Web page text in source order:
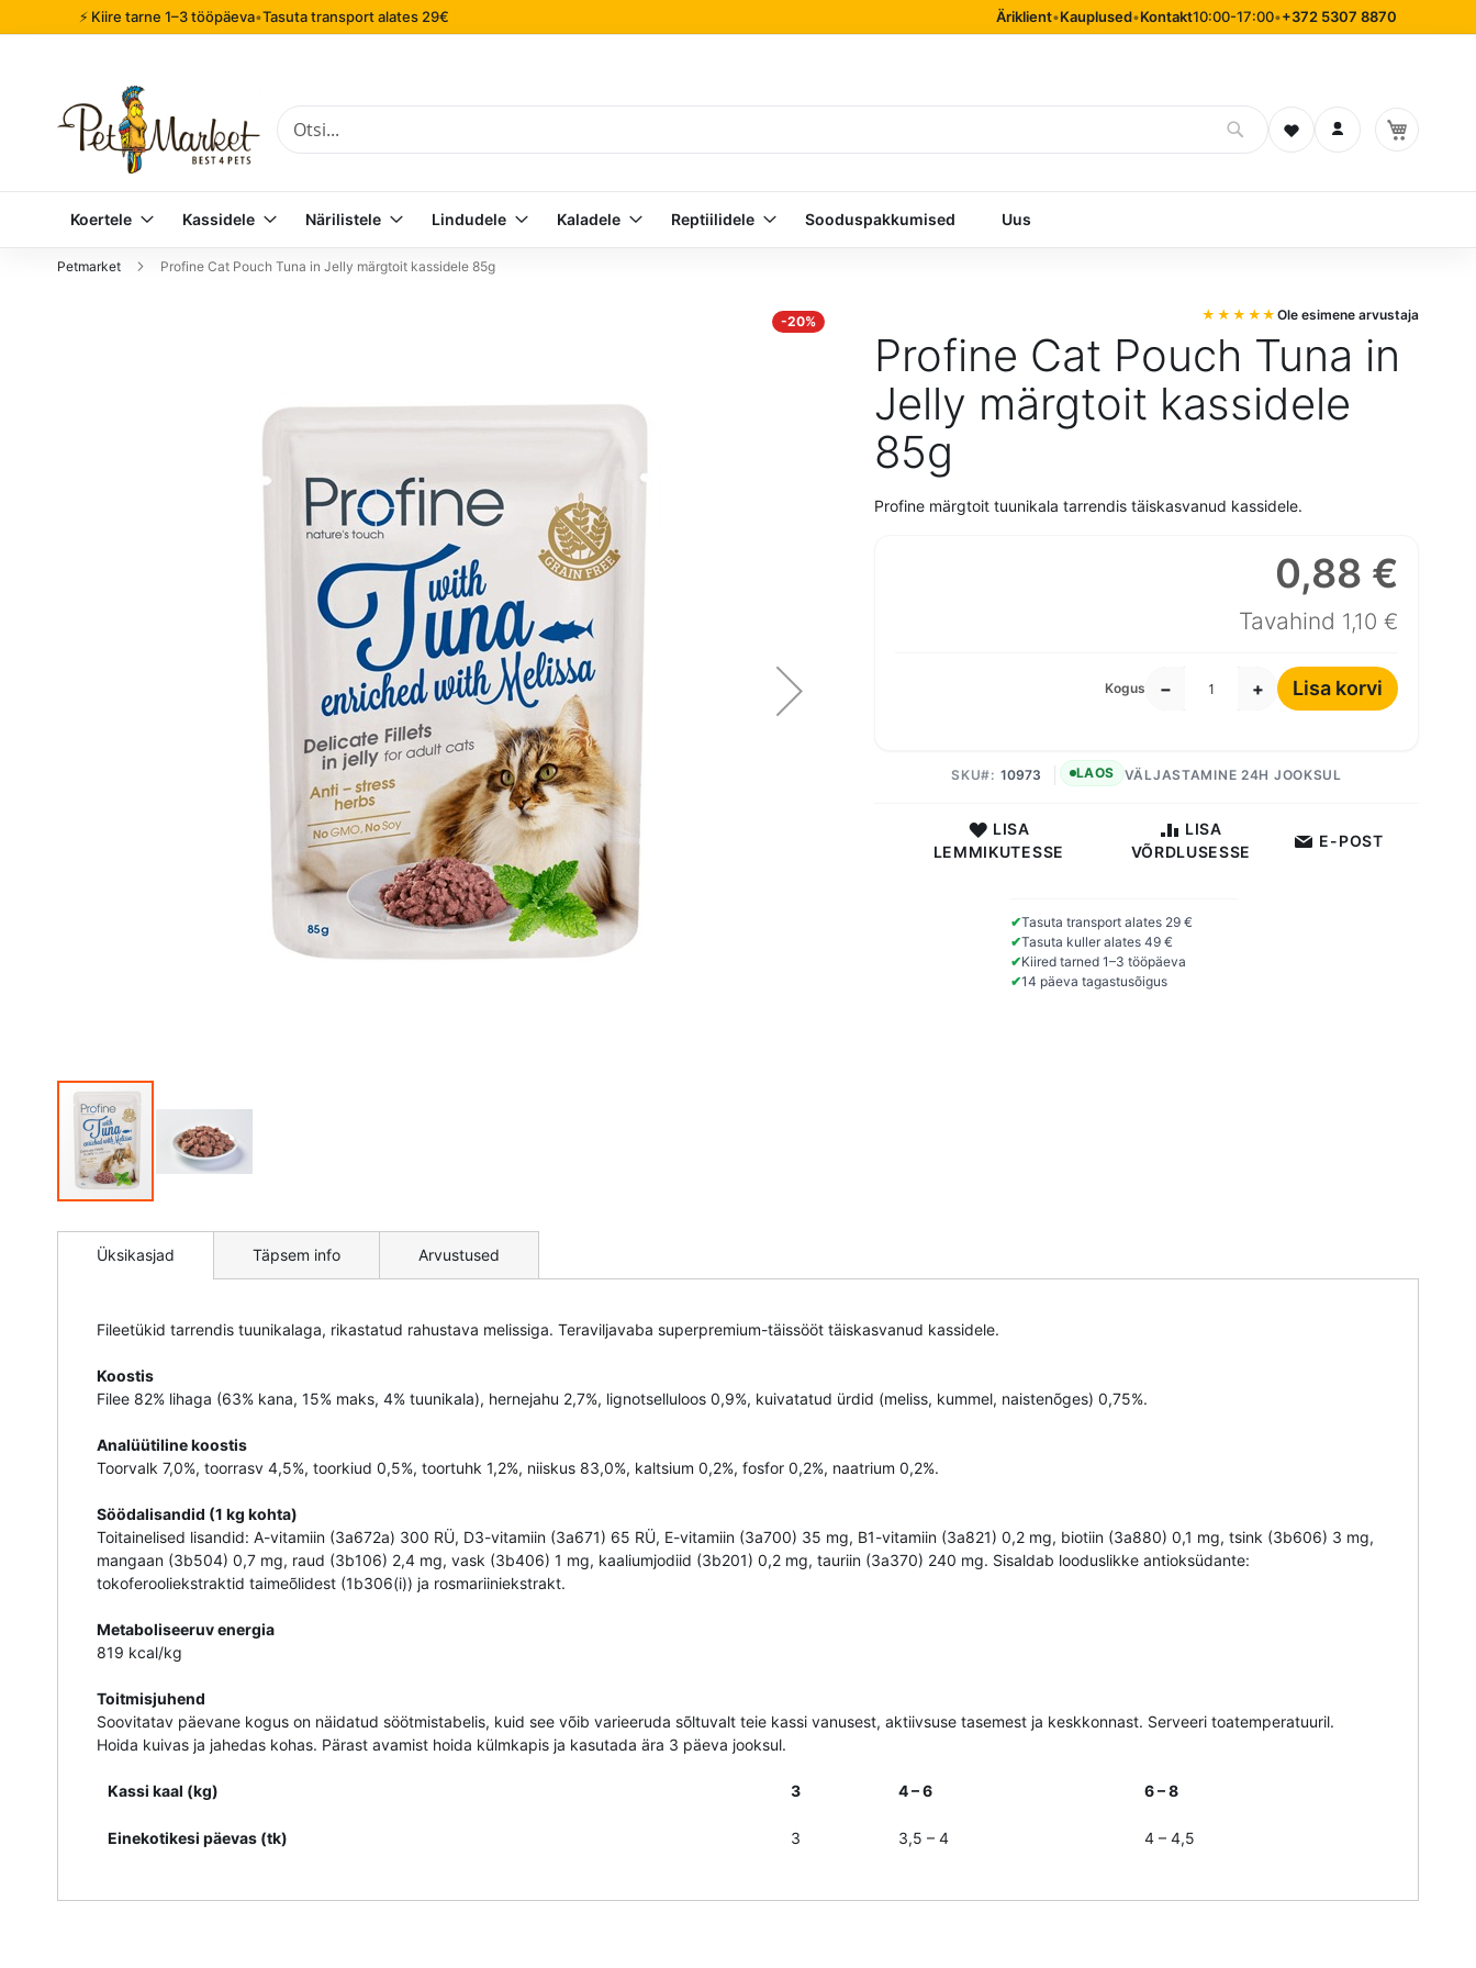
⚡ Kiire tarne 1–3 tööpäeva•Tasuta transport alates 29€ Äriklient•Kauplused•Kontakt10:00-17:00•+372 5307 8870
Otsi Soovinimekiri
Logi sisse
Koertele Kassidele Närilistele Lindudele Kaladele Reptiilidele Sooduspakkumised Uus
Petmarket Profine Cat Pouch Tuna in Jelly märgtoit kassidele 85g
Profine Cat Pouch Tuna in
Jelly märgtoit kassidele
85g
Ole esimene arvustaja
Profine märgtoit tuunikala tarrendis täiskasvanud kassidele.
0,88 €
Tavahind 1,10 €
Kogus − + Lisa korvi
VÄLJASTAMINE 24H JOOKSUL
SKU 10973 LAOS
LISA
LEMMIKUTESSE
LISA
VÕRDLUSESSE
E-POST
✔Tasuta transport alates 29 €
✔Tasuta kuller alates 49 €
✔Kiired tarned 1–3 tööpäeva
✔14 päeva tagastusõigus
-20%
pildigalerii
algusesseÜksikasjad
Fileetükid tarrendis tuunikalaga, rikastatud rahustava melissiga. Teraviljavaba superpremium-täissööt täiskasvanud kassidele.
Koostis
Filee 82% lihaga (63% kana, 15% maks, 4% tuunikala), hernejahu 2,7%, lignotselluloos 0,9%, kuivatatud ürdid (meliss, kummel, naistenõges) 0,75%.
Analüütiline koostis
Toorvalk 7,0%, toorrasv 4,5%, toorkiud 0,5%, toortuhk 1,2%, niiskus 83,0%, kaltsium 0,2%, fosfor 0,2%, naatrium 0,2%.
Söödalisandid (1 kg kohta)
Toitainelised lisandid: A-vitamiin (3a672a) 300 RÜ, D3-vitamiin (3a671) 65 RÜ, E-vitamiin (3a700) 35 mg, B1-vitamiin (3a821) 0,2 mg, biotiin (3a880) 0,1 mg, tsink (3b606) 3 mg,
mangaan (3b504) 0,7 mg, raud (3b106) 2,4 mg, vask (3b406) 1 mg, kaaliumjodiid (3b201) 0,2 mg, tauriin (3a370) 240 mg. Sisaldab looduslikke antioksüdante:
tokoferooliekstraktid taimeõlidest (1b306(i)) ja rosmariiniekstrakt.
Metaboliseeruv energia
819 kcal/kg
Toitmisjuhend
Soovitatav päevane kogus on näidatud söötmistabelis, kuid see võib varieeruda sõltuvalt teie kassi vanusest, aktiivsuse tasemest ja keskkonnast. Serveeri toatemperatuuril.
Hoida kuivas ja jahedas kohas. Pärast avamist hoida külmkapis ja kasutada ära 3 päeva jooksul.
Kassi kaal (kg) 3 4 – 6 6 – 8
Einekotikesi päevas (tk) 3 3,5 – 4 4 – 4,5
Täpsem info Arvustused